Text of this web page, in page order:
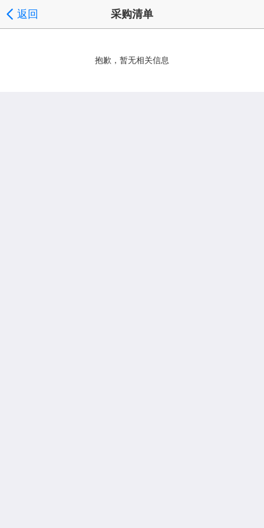
返回 采购清单
抱歉，暂无相关信息